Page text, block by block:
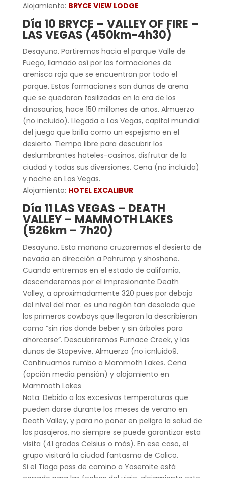
Alojamiento: BRYCE VIEW LODGE
Día 10 BRYCE – VALLEY OF FIRE –
LAS VEGAS (450km-4h30)
Desayuno. Partiremos hacia el parque Valle de
Fuego, llamado así por las formaciones de
arenisca roja que se encuentran por todo el
parque. Estas formaciones son dunas de arena
que se quedaron fosilizadas en la era de los
dinosaurios, hace 150 millones de años. Almuerzo
(no incluido). Llegada a Las Vegas, capital mundial
del juego que brilla como un espejismo en el
desierto. Tiempo libre para descubrir los
deslumbrantes hoteles-casinos, disfrutar de la
ciudad y todas sus diversiones. Cena (no incluida)
y noche en Las Vegas.
Alojamiento: HOTEL EXCALIBUR
Día 11 LAS VEGAS – DEATH
VALLEY – MAMMOTH LAKES
(526km – 7h20)
Desayuno. Esta mañana cruzaremos el desierto de
nevada en dirección a Pahrump y shoshone.
Cuando entremos en el estado de california,
descenderemos por el impresionante Death
Valley, a aproximadamente 320 pues por debajo
del nivel del mar. es una región tan desolada que
los primeros cowboys que llegaron la describieran
como “sin ríos donde beber y sin árboles para
ahorcarse”. Descubriremos Furnace Creek, y las
dunas de Stopevive. Almuerzo (no icnluido9.
Continuamos rumbo a Mammoth Lakes. Cena
(opción media pensión) y alojamiento en
Mammoth Lakes
Nota: Debido a las excesivas temperaturas que
pueden darse durante los meses de verano en
Death Valley, y para no poner en peligro la salud de
los pasajeros, no siempre se puede garantizar esta
visita (41 grados Celsius o más). En ese caso, el
grupo visitará la ciudad fantasma de Calico.
Si el Tioga pass de camino a Yosemite está